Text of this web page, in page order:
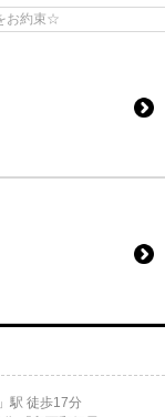
お約束☆
」駅 徒歩17分